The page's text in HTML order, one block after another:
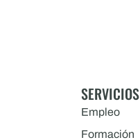
SERVICIOS
Empleo
Formación